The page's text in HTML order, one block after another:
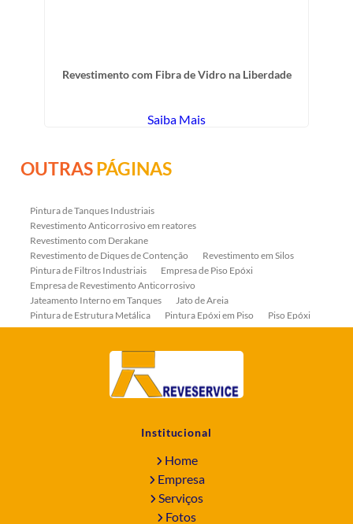
Revestimento com Fibra de Vidro na Liberdade
Saiba Mais
OUTRASPÁGINAS
Pintura de Tanques Industriais
Revestimento Anticorrosivo em reatores
Revestimento com Derakane
Revestimento de Diques de Contenção
Revestimento em Silos
Pintura de Filtros Industriais
Empresa de Piso Epóxi
Empresa de Revestimento Anticorrosivo
Jateamento Interno em Tanques
Jato de Areia
Pintura de Estrutura Metálica
Pintura Epóxi em Piso
Piso Epóxi
Piso Epóxi Autonivelante
Revestimento E-coat em Serpentinas
Revestimentos Anticorrosivos em Tanques
Revestimentos Anticorrosivos em Trocadores de Calor
Revestimentos em Tanques
Revestimentos Fenólicos
Empresa Jateamento Abrasivo
Jateamento Abrasivo
Jateamento Abrasivo em Bombas
Jateamento Abrasivo Industrial
Jateamento com Granalha de Aço
Jateamento com Microesfera de Vidro
Institucional
Home
Empresa
Serviços
Fotos